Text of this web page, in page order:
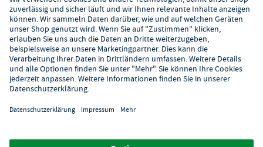
0231 1772630
Verkauf Mo-Fr (8-18 Uhr)